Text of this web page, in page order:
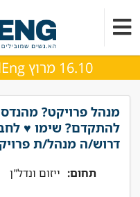
16.10 מרוץ CivilEng. בואו להירשם >>
מנהל פרויקט? מהנדס
להתקדם? שימו ♥
דרוש/ה מנהל/ת
תחום: ייזום ונדל"ן